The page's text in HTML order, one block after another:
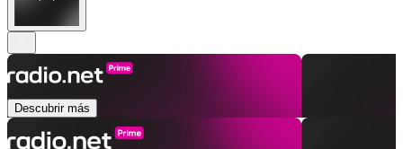
Descubrir más